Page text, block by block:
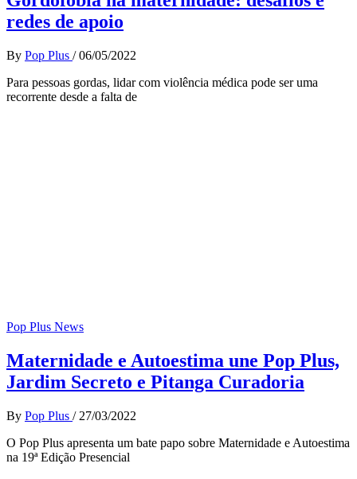
redes de apoio
By Pop Plus / 06/05/2022
Para pessoas gordas, lidar com violência médica pode ser uma
recorrente desde a falta de
Pop Plus News
Maternidade e Autoestima une Pop Plus,
Jardim Secreto e Pitanga Curadoria
By Pop Plus / 27/03/2022
O Pop Plus apresenta um bate papo sobre Maternidade e Autoestima
na 19ª Edição Presencial